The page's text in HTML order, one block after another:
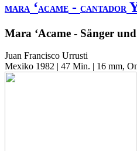
MARA ‘ACAME - CANTADOR
Mara ‘Acame - Sänger
Juan Francisco Urrusti
Mexiko 1982 | 47 Min. | 16 mm,